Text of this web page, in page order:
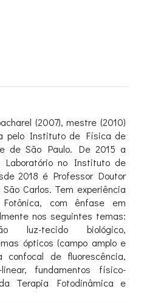
(2007), mestre (2010)
pelo Instituto de Física de
de São Paulo. De 2015 a
no Instituto de
2018 é Professor Doutor
Carlos. Tem experiência
com ênfase em
nos seguintes temas:
luz-tecido biológico,
ópticos (campo amplo e
confocal de fluorescência,
fundamentos físico-
Terapia Fotodinâmica e